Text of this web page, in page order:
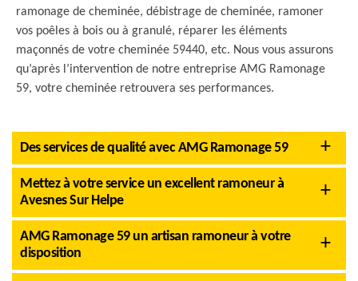
ramonage de cheminée, débistrage de cheminée, ramoner
vos poêles à bois ou à granulé, réparer les éléments
maçonnés de votre cheminée 59440, etc. Nous vous assurons
qu’après l’intervention de notre entreprise AMG Ramonage
59, votre cheminée retrouvera ses performances.
Des services de qualité avec AMG Ramonage 59
Mettez à votre service un excellent ramoneur à
Avesnes Sur Helpe
AMG Ramonage 59 un artisan ramoneur à votre
disposition